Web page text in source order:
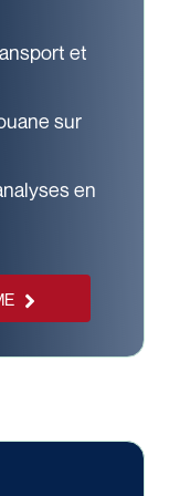
et
sur
en